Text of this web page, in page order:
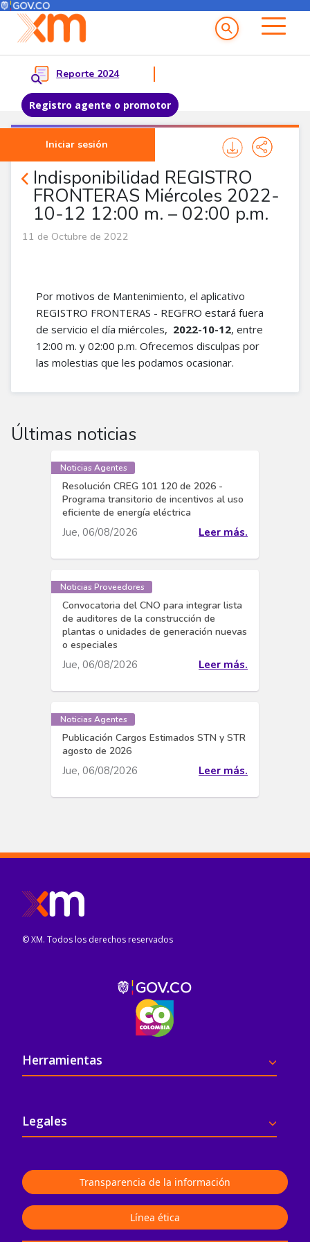
Pasar al contenido principal
Menú del Usuario
Reporte 2024
Registro agente o promotor
Iniciar sesión
Menu principal
Indisponibilidad REGISTRO
FRONTERAS Miércoles 2022-
10-12 12:00 m. – 02:00 p.m.
Comunicados
11 de Octubre de 2022
Por motivos de Mantenimiento, el aplicativo
REGISTRO FRONTERAS - REGFRO estará fuera
de servicio el día miércoles, 2022-10-12, entre
12:00 m. y 02:00 p.m. Ofrecemos disculpas por
las molestias que les podamos ocasionar.
Últimas noticias
Noticias Agentes
Resolución CREG 101 120 de 2026 -
Programa transitorio de incentivos al uso
eficiente de energía eléctrica
Jue, 06/08/2026 Leer más.
Noticias Proveedores
Convocatoria del CNO para integrar lista
de auditores de la construcción de
plantas o unidades de generación nuevas
o especiales
Jue, 06/08/2026 Leer más.
Noticias Agentes
Publicación Cargos Estimados STN y STR
agosto de 2026
Jue, 06/08/2026 Leer más.
© XM. Todos los derechos reservados
Pie de página
Herramientas
Legales
Transparencia de la información
Línea ética